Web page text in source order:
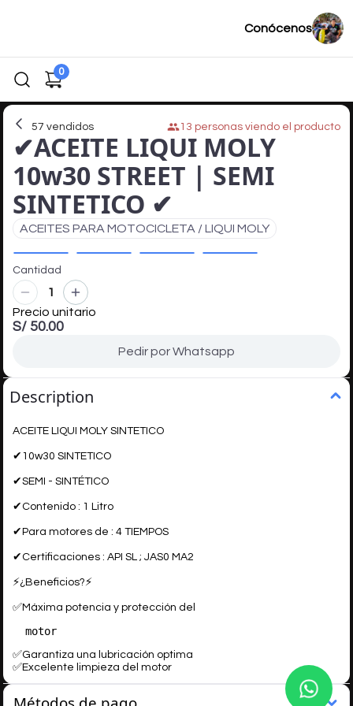
Conócenos
0
57 vendidos 13 personas viendo el producto
✔ACEITE LIQUI MOLY
10w30 STREET | SEMI
SINTETICO ✔
ACEITES PARA MOTOCICLETA / LIQUI MOLY
Cantidad
1
Precio unitario
S/ 50.00
Pedir por Whatsapp
Description
ACEITE LIQUI MOLY SINTETICO
✔10w30 SINTETICO
✔SEMI - SINTÉTICO
✔Contenido : 1 Litro
✔Para motores de : 4 TIEMPOS
✔Certificaciones : API SL ; JAS0 MA2
⚡¿Beneficios?⚡
✅Máxima potencia y protección del
✅Garantiza una lubricación optima
✅Excelente limpieza del motor